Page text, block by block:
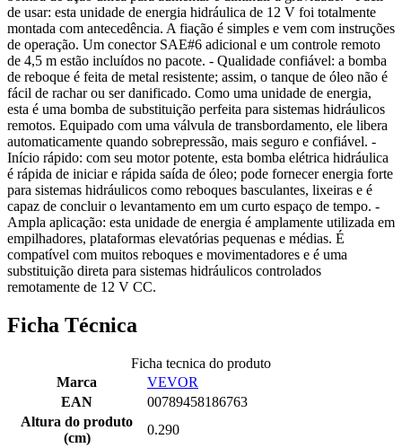
de usar: esta unidade de energia hidráulica de 12 V foi totalmente
montada com antecedência. A fiação é simples e vem com instruções
de operação. Um conector SAE#6 adicional e um controle remoto
de 4,5 m estão incluídos no pacote. - Qualidade confiável: a bomba
de reboque é feita de metal resistente; assim, o tanque de óleo não é
fácil de rachar ou ser danificado. Como uma unidade de energia,
esta é uma bomba de substituição perfeita para sistemas hidráulicos
remotos. Equipado com uma válvula de transbordamento, ele libera
automaticamente quando sobrepressão, mais seguro e confiável. -
Início rápido: com seu motor potente, esta bomba elétrica hidráulica
é rápida de iniciar e rápida saída de óleo; pode fornecer energia forte
para sistemas hidráulicos como reboques basculantes, lixeiras e é
capaz de concluir o levantamento em um curto espaço de tempo. -
Ampla aplicação: esta unidade de energia é amplamente utilizada em
empilhadores, plataformas elevatórias pequenas e médias. É
compatível com muitos reboques e movimentadores e é uma
substituição direta para sistemas hidráulicos controlados
remotamente de 12 V CC.
Ficha Técnica
Ficha tecnica do produto
Marca
VEVOR
EAN
00789458186763
Altura do produto
(cm)
0.290